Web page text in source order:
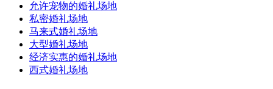
允许宠物的婚礼场地
私密婚礼场地
马来式婚礼场地
大型婚礼场地
经济实惠的婚礼场地
西式婚礼场地